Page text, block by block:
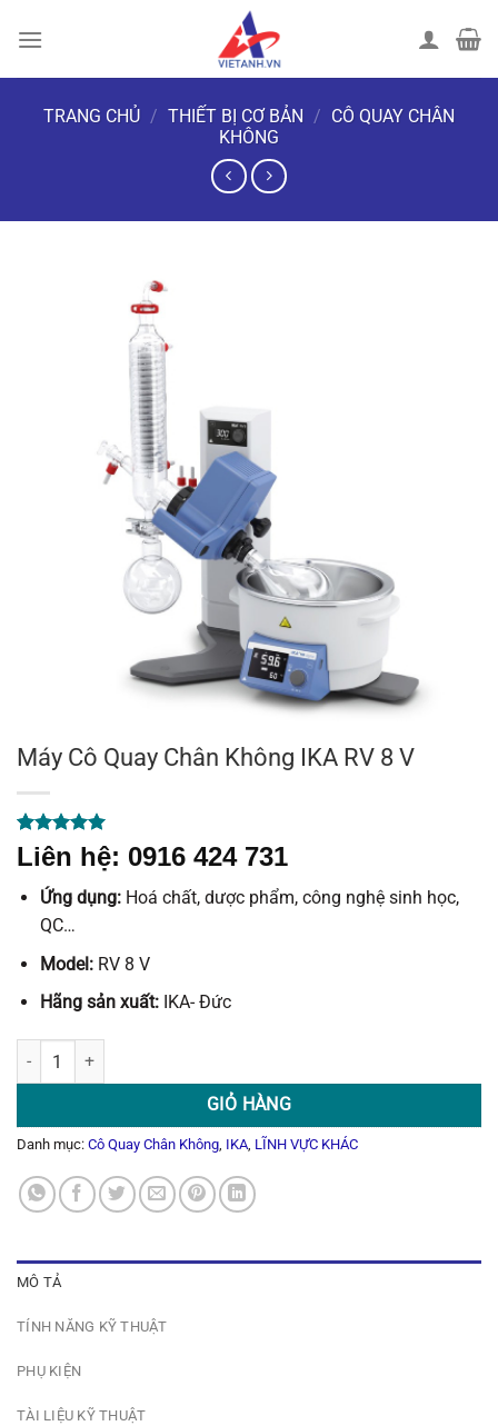
đến
TRANG CHỦ / THIẾT BỊ CƠ BẢN / CÔ QUAY CHÂN
KHÔNG
Máy Cô Quay Chân Không IKA RV 8 V
5.00trên 5
dựa trên
1
đánh giá
Liên hệ: 0916 424 731
Ứng dụng:Hoá chất, dược phẩm, công nghệ sinh học,
QC…
Model: RV 8 V
Hãng sản xuất:IKA- Đức
Máy Cô Quay Chân Không IKA RV 8 V số lượng
GIỎ HÀNG
Danh mục: Cô Quay Chân Không, IKA, LĨNH VỰC KHÁC
MÔ TẢ
TÍNH NĂNG KỸ THUẬT
PHỤ KIỆN
TÀI LIỆU KỸ THUẬT